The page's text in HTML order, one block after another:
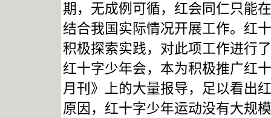
期，无成例可循，红会同仁只能
结合我国实际情况开展工作。红
积极探索实践，对此项工作进行
红十字少年会，本为积极推广红
月刊》上的大量报导，足以看出
原因，红十字少年运动没有大规